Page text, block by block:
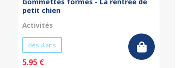
petit chien
Activités
dès 4 ans
5.95 €